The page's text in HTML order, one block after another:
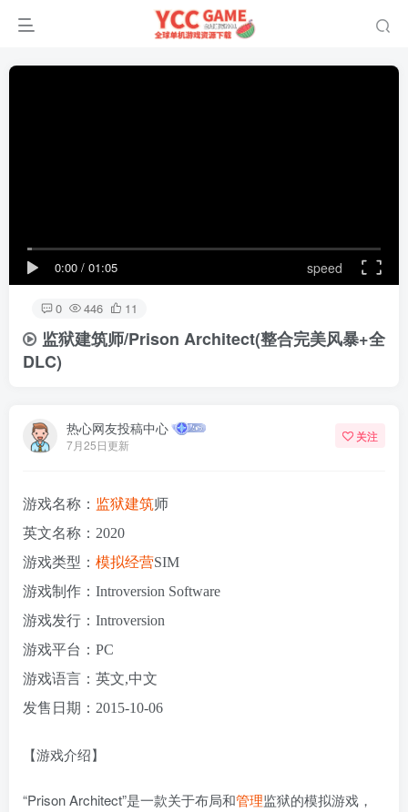
0:00 / 01:05 speed
0 446 11
监狱建筑师/Prison Architect(整合完美风暴+全
DLC)
热心网友投稿中心
7月25日更新
关注
游戏名称： 监狱建筑师
英文名称：2020
游戏类型： 模拟经营SIM
游戏制作：Introversion Software
游戏发行：Introversion
游戏平台：PC
游戏语言：英文,中文
发售日期：2015-10-06
【游戏介绍】
“Prison Architect”是一款关于布局和管理监狱的模拟游戏，